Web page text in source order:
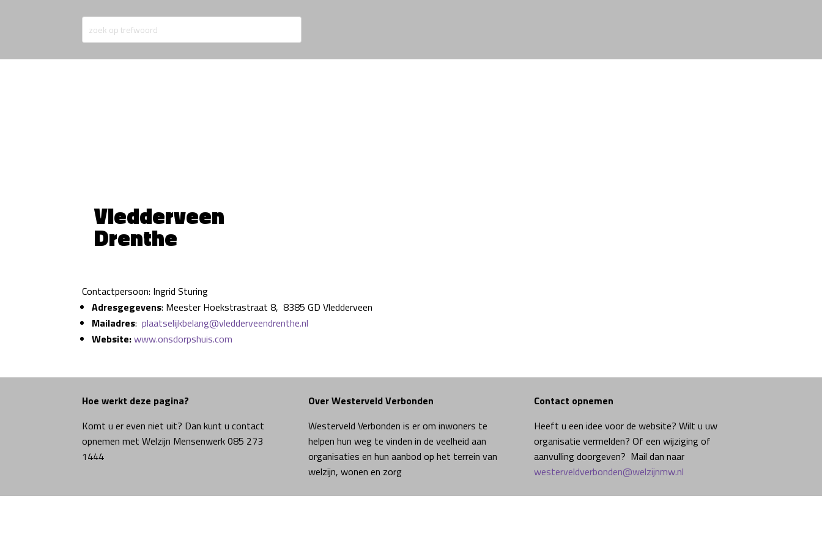
Vledderveen
Drenthe
Contactpersoon: Ingrid Sturing
Adresgegevens: Meester Hoekstrastraat 8, 8385 GD Vledderveen
Mailadres:plaatselijkbelang@vledderveendrenthe.nl
Website:www.onsdorpshuis.com
Hoe werkt deze pagina?
Komt u er even niet uit? Dan kunt u contact
opnemen met Welzijn Mensenwerk 085 273
1444
Over Westerveld Verbonden
Westerveld Verbonden is er om inwoners te
helpen hun weg te vinden in de veelheid aan
organisaties en hun aanbod op het terrein van
welzijn, wonen en zorg
Contact opnemen
Heeft u een idee voor de website? Wilt u uw
organisatie vermelden? Of een wijziging of
aanvulling doorgeven? Mail dan naar
westerveldverbonden@welzijnmw.nl